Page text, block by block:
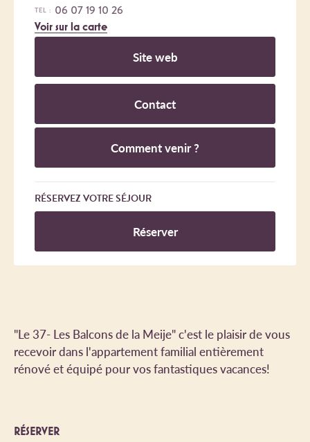
"Le 37- Les Balcons de la Meije" c'est le plaisir de vous
recevoir dans l'appartement familial entièrement
rénové et équipé pour vos fantastiques vacances!
RÉSERVER
TEL : 06 07 19 10 26
Voir sur la carte
Site web
Contact
Comment venir ?
RÉSERVEZ VOTRE SÉJOUR
Réserver